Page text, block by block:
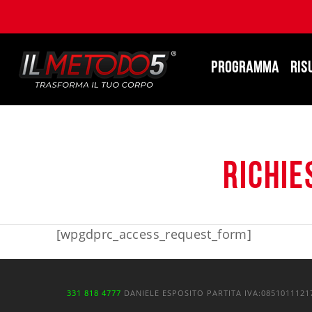
PROGRAMMA
[wpgdprc_access_request_form]
331 818 4777 DANIELE ESPOSITO PARTITA IVA: